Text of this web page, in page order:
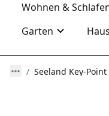
Wohnen &
Garten